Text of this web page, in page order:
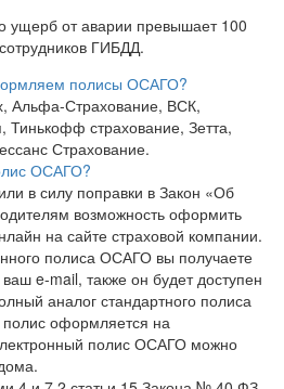
ущерб от аварии превышает 100
ГИБДД.
полисы ОСАГО?
Альфа-Страхование, ВСК,
Тинькофф страхование, Зетта,
Страхование.
ОСАГО?
в силу поправки в Закон «Об
возможность оформить
на сайте страховой компании.
полиса ОСАГО вы получаете
e-mail, также он будет доступен
аналог стандартного полиса
оформляется на
полис ОСАГО можно